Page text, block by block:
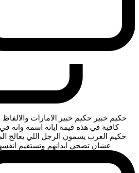
حكيم خبير حكيم خبير الامارات
كافية في هذه قيمة اياته اسمه وانه
حكيم العرب يسمون الرجل اللي يعالج
عشان تصحي ابدانهم وتستقيم